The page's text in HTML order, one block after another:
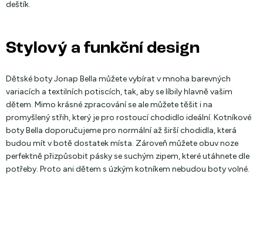
deštík.
Stylový a funkční design
Dětské boty Jonap Bella můžete vybírat v mnoha barevných
variacích a textilních potiscích, tak, aby se líbily hlavně vašim
dětem. Mimo krásné zpracování se ale můžete těšit i na
promyšlený střih, který je pro rostoucí chodidlo ideální. Kotníkové
boty Bella doporučujeme pro normální až širší chodidla, která
budou mít v botě dostatek místa. Zároveň můžete obuv noze
perfektně přizpůsobit pásky se suchým zipem, které utáhnete dle
potřeby. Proto ani dětem s úzkým kotníkem nebudou boty volné.